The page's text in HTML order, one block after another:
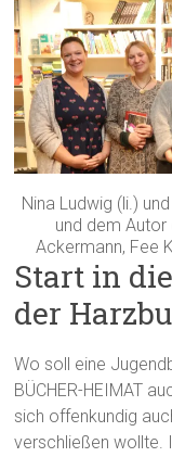
Nina Ludwig (li.)
und dem
Ackermann, Fee
Start in
der
Wo soll eine
BÜCHER-HEIMAT
sich offenkundig
verschließen wollte.